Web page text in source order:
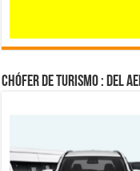
CHÓFER DE TURISMO :